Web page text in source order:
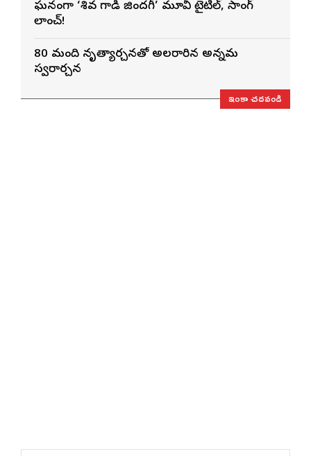
ఘనంగా ‘శివ గాడి జింద‌గీ’ మూవీ టైటిల్, సాంగ్
లాంచ్!
80 మంది నృత్యార్చనతో అలరారిన అన్నమ
స్వరార్చన
ఇంకా చదవండి